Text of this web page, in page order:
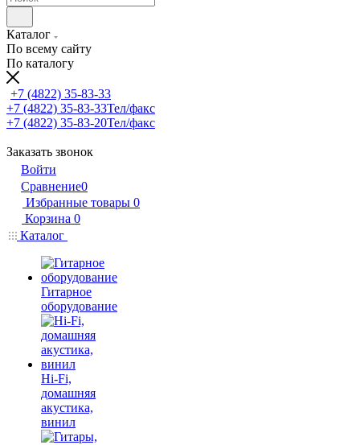
Каталог
По всему сайту
По каталогу
+7 (4822) 35-83-33
+7 (4822) 35-83-33Тел/факс
+7 (4822) 35-83-20Тел/факс
Заказать звонок
Войти
Сравнение0
Избранные товары 0
Корзина 0
Каталог
Гитарное
оборудование
Hi-Fi,
домашняя
акустика,
винил